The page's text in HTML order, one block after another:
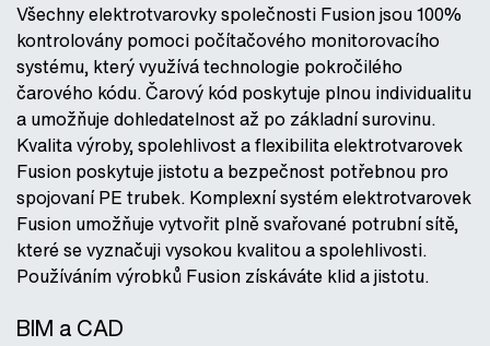
Všechny elektrotvarovky společnosti Fusion jsou 100%
kontrolovány pomoci počítačového monitorovacího
systému, který využívá technologie pokročilého
čarového kódu. Čarový kód poskytuje plnou individualitu
a umožňuje dohledatelnost až po základní surovinu.
Kvalita výroby, spolehlivost a flexibilita elektrotvarovek
Fusion poskytuje jistotu a bezpečnost potřebnou pro
spojovaní PE trubek. Komplexní systém elektrotvarovek
Fusion umožňuje vytvořit plně svařované potrubní sítě,
které se vyznačuji vysokou kvalitou a spolehlivosti.
Používáním výrobků Fusion získáváte klid a jistotu.
BIM a CAD